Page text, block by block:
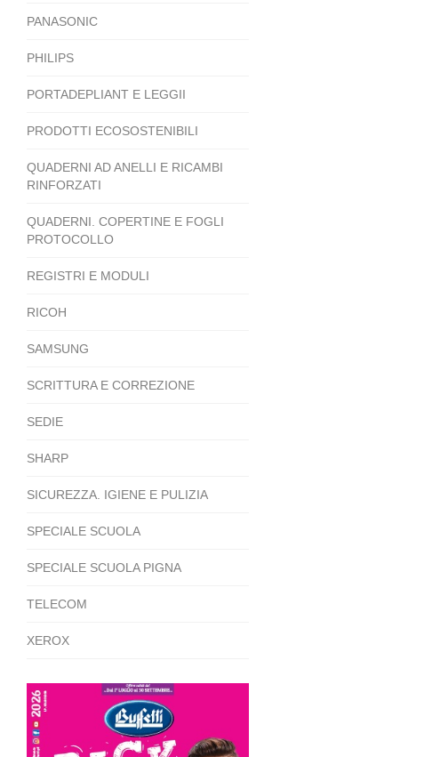
PANASONIC
PHILIPS
PORTADEPLIANT E LEGGII
PRODOTTI ECOSOSTENIBILI
QUADERNI AD ANELLI E RICAMBI
RINFORZATI
QUADERNI. COPERTINE E FOGLI
PROTOCOLLO
REGISTRI E MODULI
RICOH
SAMSUNG
SCRITTURA E CORREZIONE
SEDIE
SHARP
SICUREZZA. IGIENE E PULIZIA
SPECIALE SCUOLA
SPECIALE SCUOLA PIGNA
TELECOM
XEROX